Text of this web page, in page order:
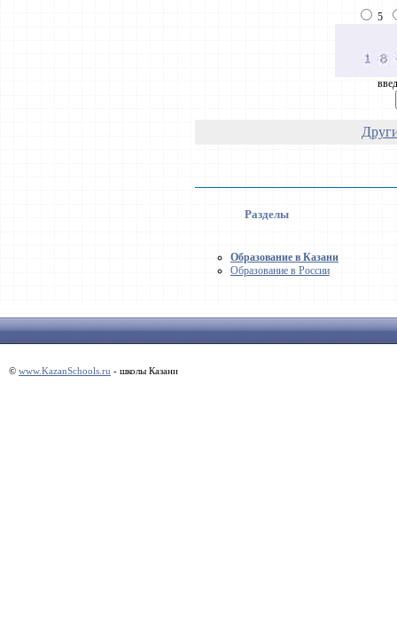
5
Разделы
Образование в Казани
Образование в России
© www.KazanSchools.ru - школы Казани